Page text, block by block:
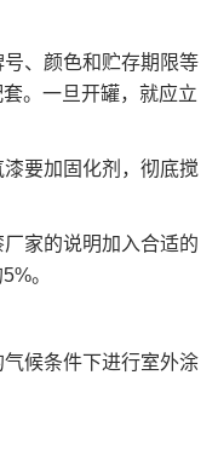
、颜色和贮存期限等
。一旦开罐，就应立
要加固化剂，彻底搅
家的说明加入合适的
。
候条件下进行室外涂